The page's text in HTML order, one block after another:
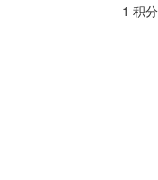
1 积分